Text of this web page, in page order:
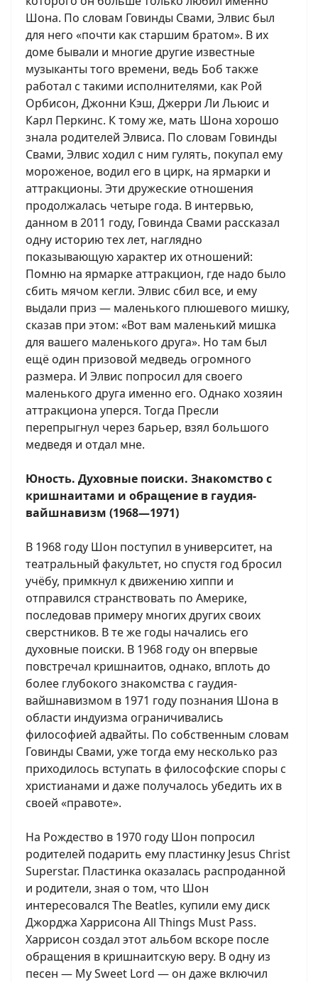
Шона. По словам Говинды Свами, Элвис был
для него «почти как старшим братом». В их
доме бывали и многие другие известные
музыканты того времени, ведь Боб также
работал с такими исполнителями, как Рой
Орбисон, Джонни Кэш, Джерри Ли Льюис и
Карл Перкинс. К тому же, мать Шона хорошо
знала родителей Элвиса. По словам Говинды
Свами, Элвис ходил с ним гулять, покупал ему
мороженое, водил его в цирк, на ярмарки и
аттракционы. Эти дружеские отношения
продолжалась четыре года. В интервью,
данном в 2011 году, Говинда Свами рассказал
одну историю тех лет, наглядно
показывающую характер их отношений:
Помню на ярмарке аттракцион, где надо было
сбить мячом кегли. Элвис сбил все, и ему
выдали приз — маленького плюшевого мишку,
сказав при этом: «Вот вам маленький мишка
для вашего маленького друга». Но там был
ещё один призовой медведь огромного
размера. И Элвис попросил для своего
маленького друга именно его. Однако хозяин
аттракциона уперся. Тогда Пресли
перепрыгнул через барьер, взял большого
медведя и отдал мне.
Юность. Духовные поиски. Знакомство с
кришнаитами и обращение в гаудия-
вайшнавизм (1968—1971)
В 1968 году Шон поступил в университет, на
театральный факультет, но спустя год бросил
учёбу, примкнул к движению хиппи и
отправился странствовать по Америке,
последовав примеру многих других своих
сверстников. В те же годы начались его
духовные поиски. В 1968 году он впервые
повстречал кришнаитов, однако, вплоть до
более глубокого знакомства с гаудия-
вайшнавизмом в 1971 году познания Шона в
области индуизма ограничивались
философией адвайты. По собственным словам
Говинды Свами, уже тогда ему несколько раз
приходилось вступать в философские споры с
христианами и даже получалось убедить их в
своей «правоте».
На Рождество в 1970 году Шон попросил
родителей подарить ему пластинку Jesus Christ
Superstar. Пластинка оказалась распроданной
и родители, зная о том, что Шон
интересовался The Beatles, купили ему диск
Джорджа Харрисона All Things Must Pass.
Харрисон создал этот альбом вскоре после
обращения в кришнаитскую веру. В одну из
песен — My Sweet Lord — он даже включил